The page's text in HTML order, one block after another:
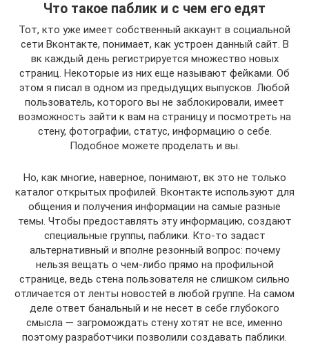
Что такое паблик и с чем его едят
Тот, кто уже имеет собственный аккаунт в социальной
сети Вконтакте, понимает, как устроен данный сайт. В
вк каждый день регистрируется множество новых
страниц. Некоторые из них еще называют фейками. Об
этом я писал в одном из предыдущих выпусков. Любой
пользователь, которого вы не заблокировали, имеет
возможность зайти к вам на страницу и посмотреть на
стену, фотографии, статус, информацию о себе.
Подобное можете проделать и вы.
Но, как многие, наверное, понимают, вк это не только
каталог открытых профилей. Вконтакте используют для
общения и получения информации на самые разные
темы. Чтобы предоставлять эту информацию, создают
специальные группы, паблики. Кто-то задаст
альтернативный и вполне резонный вопрос: почему
нельзя вещать о чем-либо прямо на профильной
странице, ведь стена пользователя не слишком сильно
отличается от ленты новостей в любой группе. На самом
деле ответ банальный и не несет в себе глубокого
смысла — загромождать стену хотят не все, именно
поэтому разработчики позволили создавать паблики.